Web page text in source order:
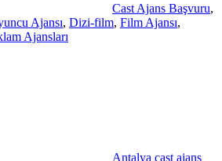
Cast Ajans Başvuru,
Ajansı, Dizi-film, Film Ajansı,
Ajansları
Antalya cast ajans